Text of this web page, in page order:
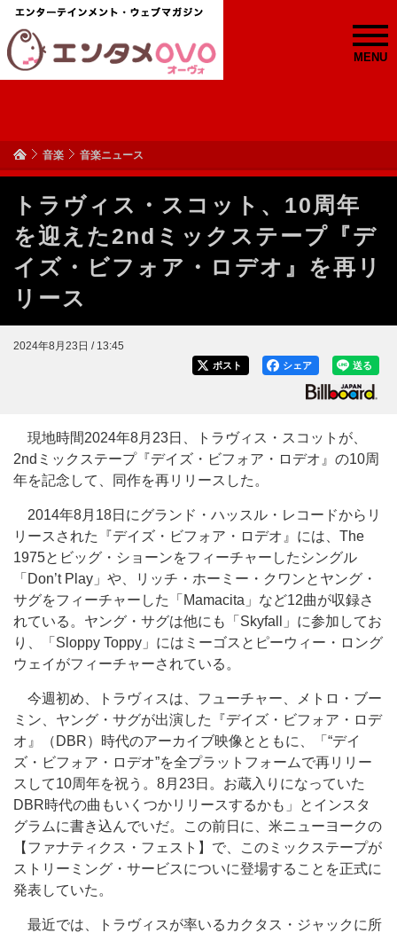
MENU
音楽 音楽ニュース
トラヴィス・スコット、10周年
を迎えた2ndミックステープ『デ
イズ・ビフォア・ロデオ』を再リ
リース
2024年8月23日 / 13:45
送る
シェア
ポスト
現地時間2024年8月23日、トラヴィス・スコットが、
2ndミックステープ『デイズ・ビフォア・ロデオ』の10周
年を記念して、同作を再リリースした。
2014年8月18日にグランド・ハッスル・レコードからリ
リースされた『デイズ・ビフォア・ロデオ』には、The
1975とビッグ・ショーンをフィーチャーしたシングル
「Don’t Play」や、リッチ・ホーミー・クワンとヤング・
サグをフィーチャーした「Mamacita」など12曲が収録さ
れている。ヤング・サグは他にも「Skyfall」に参加してお
り、「Sloppy Toppy」にはミーゴスとピーウィー・ロング
ウェイがフィーチャーされている。
今週初め、トラヴィスは、フューチャー、メトロ・ブー
ミン、ヤング・サグが出演した『デイズ・ビフォア・ロデ
オ』（DBR）時代のアーカイブ映像とともに、「“デイ
ズ・ビフォア・ロデオ”を全プラットフォームで再リリー
スして10周年を祝う。8月23日。お蔵入りになっていた
DBR時代の曲もいくつかリリースするかも」とインスタ
グラムに書き込んでいだ。この前日に、米ニューヨークの
【ファナティクス・フェスト】で、このミックステープが
ストリーミング・サービスについに登場することを正式に
発表していた。
最近では、トラヴィスが率いるカクタス・ジャックに所